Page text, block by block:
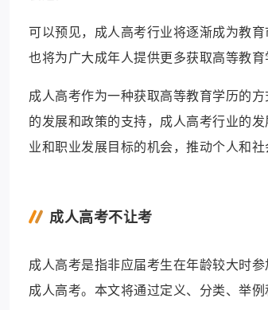
可以预见，成人高考行业将逐渐成为教
也将为广大成年人提供更多获取高等教
成人高考作为一种获取高等教育学历的
的发展和政策的支持，成人高考行业的
业和职业发展目标的机会，推动个人和社
成人高考不让考
成人高考是指非应届考生在年龄较大时
成人高考。本文将通过定义、分类、举